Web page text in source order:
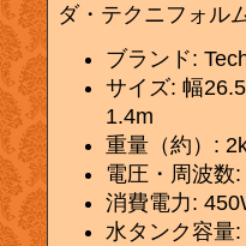
ダ・テクニフォル
ブランド:
サイズ: 幅
1.4m
重量（約）:
電圧・周波数
消費電力:
水タンク容量